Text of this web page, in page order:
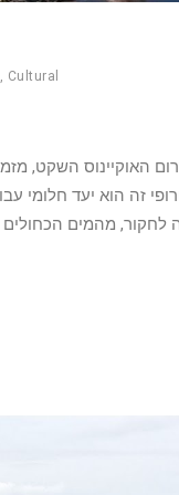
, Cultural
האוקיינוס השקט,
לחקור, מהמים